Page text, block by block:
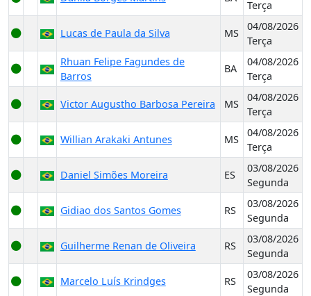
Terça
Lucas de Paula da Silva MS
04/08/2026
Terça
Rhuan Felipe Fagundes de
Barros
BA
04/08/2026
Terça
Victor Augustho Barbosa Pereira MS
04/08/2026
Terça
Willian Arakaki Antunes MS
04/08/2026
Terça
Daniel Simões Moreira ES
03/08/2026
Segunda
Gidiao dos Santos Gomes RS
03/08/2026
Segunda
Guilherme Renan de Oliveira RS
03/08/2026
Segunda
Marcelo Luís Krindges RS
03/08/2026
Segunda